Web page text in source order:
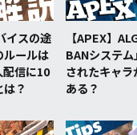
イスの途
ルールは
配信に10
？
【APEX】
BANシステ
されたキャ
ある？